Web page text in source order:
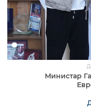
Министар